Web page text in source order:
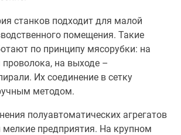
станков подходит для малой
помещения. Такие
по принципу мясорубки: на
на выходе –
Их соединение в сетку
методом.
полуавтоматических агрегатов
предприятия. На крупном